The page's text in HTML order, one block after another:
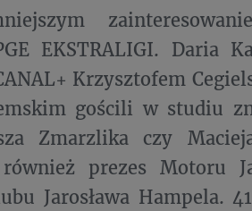
EKSTRALIGI. Daria
Krzysztofem
gościli w studiu
Zmarzlika czy
prezes Motoru
Jarosława Hampela.